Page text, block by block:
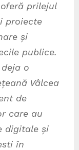
prilejul
proiecte
și
publice.
o
Vâlcea
de
care au
digitale și
în